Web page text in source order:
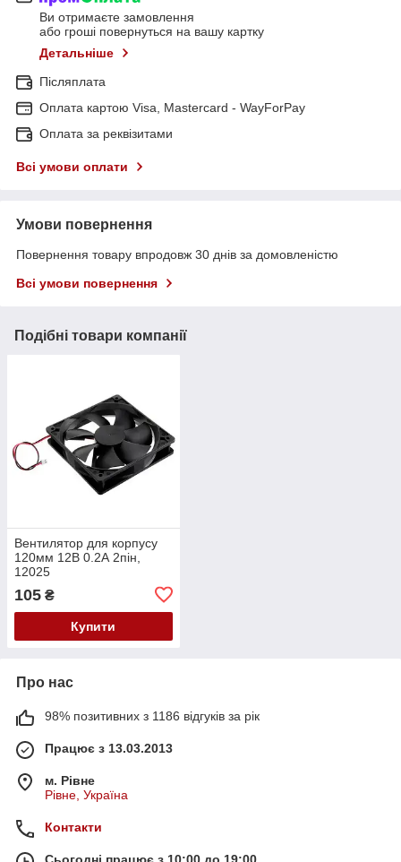
Ви отримаєте замовлення
або гроші повернуться на вашу картку
Детальніше
Післяплата
Оплата картою Visa, Mastercard - WayForPay
Оплата за реквізитами
Всі умови оплати
Умови повернення
Повернення товару впродовж 30 днів за домовленістю
Всі умови повернення
Подібні товари компанії
Вентилятор для корпусу
120мм 12В 0.2А 2пін,
12025
105 ₴
Купити
Про нас
98% позитивних з 1186 відгуків за рік
Працює з 13.03.2013
м. Рівне
Рівне, Україна
Контакти